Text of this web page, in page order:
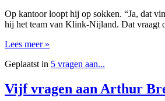
Op kantoor loopt hij op sokken. “Ja, dat
hij het team van Klink-Nijland. Dat vraagt
Lees meer »
Geplaatst in 5 vragen aan...
Vijf vragen aan Arthur